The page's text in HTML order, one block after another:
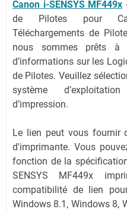
Canon i-SENSYS MF449x
de Pilotes pour
Téléchargements de
nous sommes prêts
d’informations sur les
de Pilotes. Veuillez
système
d’impression.
Le lien peut vous fournir
d'imprimante. Vous
fonction de la
SENSYS MF449x
compatibilité de lien
Windows 8.1, Windows 8,